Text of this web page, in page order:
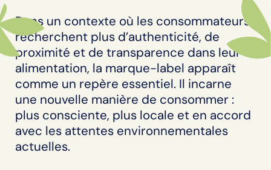
Dans un contexte où les consommateurs
recherchent plus d’authenticité, de
proximité et de transparence dans leur
alimentation, la marque-label apparaît
comme un repère essentiel. Il incarne
une nouvelle manière de consommer :
plus consciente, plus locale et en accord
avec les attentes environnementales
actuelles.